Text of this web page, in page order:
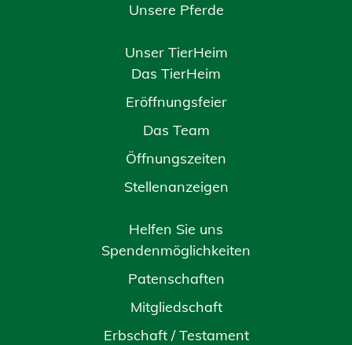
Unsere Pferde
Unser TierHeim
Das TierHeim
Eröffnungsfeier
Das Team
Öffnungszeiten
Stellenanzeigen
Helfen Sie uns
Spendenmöglichkeiten
Patenschaften
Mitgliedschaft
Erbschaft / Testament